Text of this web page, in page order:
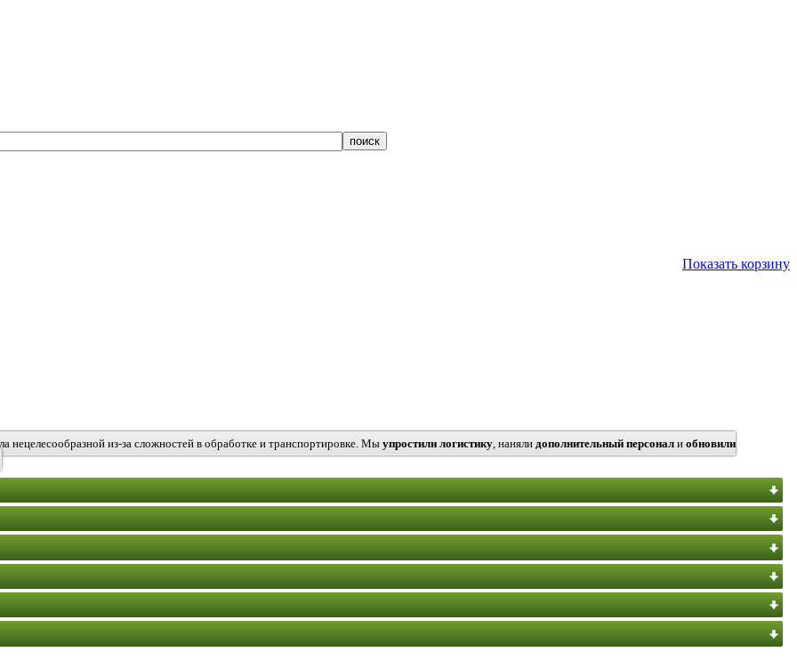
Показать корзину
нецелесообразной из-за сложностей в обработке и транспортировке. Мы упростили логистику , наняли дополнительный персонал и обновили